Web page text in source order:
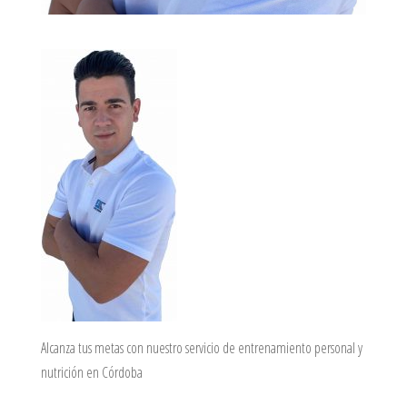
Alcanza tus metas con nuestro servicio de entrenamiento personal y
nutrición en Córdoba